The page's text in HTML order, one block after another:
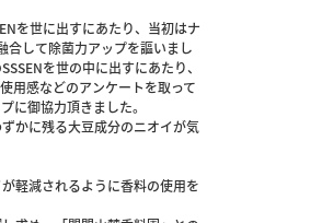
を世に出すにあたり、当初はナ
合して除菌力アップを謳いまし
を世の中に出すにあたり、
用感などのアンケートを取って
に御協力頂きました。
かに残る大豆成分のニオイが気
軽減されるように香料の使用を